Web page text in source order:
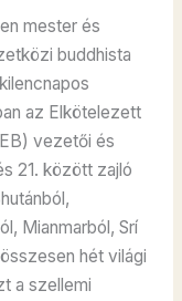
mester és
buddhista
az Elkötelezett
vezetői és
21. között zajló
Mianmarból, Srí
hét világi
a szellemi